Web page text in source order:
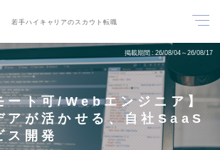
若手ハイキャリアのスカウト転職
掲載期間 26/08/04～26/08/17
ート可/Webエンジニア】
アが活かせる、自社SaaS
ス開発